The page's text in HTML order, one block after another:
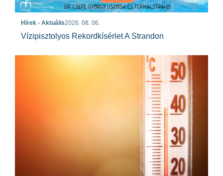
Hírek - Aktuális2026. 08. 06.
Vízipisztolyos Rekordkísérlet A Strandon